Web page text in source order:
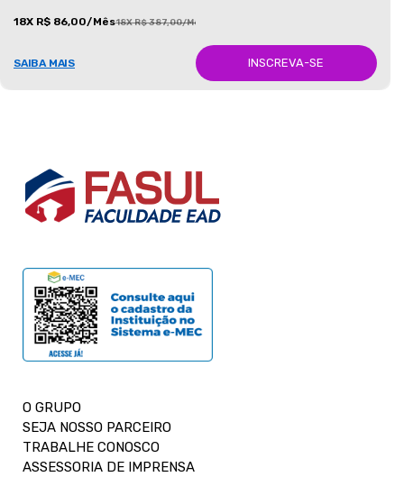
18X R$ 86,00/Mês18X R$ 387,00/Mês
SAIBA MAIS INSCREVA-SE
O GRUPO
SEJA NOSSO PARCEIRO
TRABALHE CONOSCO
ASSESSORIA DE IMPRENSA